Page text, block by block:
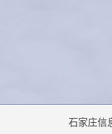
石家庄信